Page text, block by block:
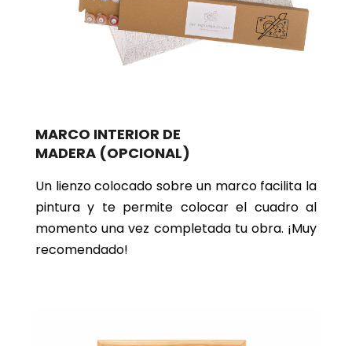
MARCO INTERIOR DE
MADERA (OPCIONAL)
Un lienzo colocado sobre un marco facilita la
pintura y te permite colocar el cuadro al
momento una vez completada tu obra. ¡Muy
recomendado!